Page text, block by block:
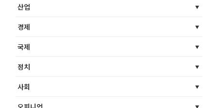
산업
경제
국제
정치
사회